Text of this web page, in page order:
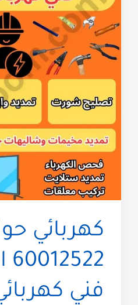
كهربائي
فني